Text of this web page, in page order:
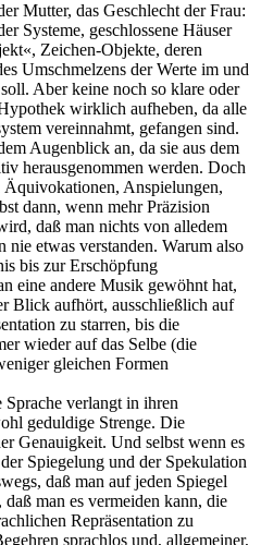
Mutter, das Geschlecht der Frau:
Systeme, geschlossene Häuser
Zeichen-Objekte, deren
Umschmelzens der Werte im und
Aber keine noch so klare oder
wirklich aufheben, da alle
vereinnahmt, gefangen sind.
Augenblick an, da sie aus dem
herausgenommen werden. Doch
Äquivokationen, Anspielungen,
dann, wenn mehr Präzision
daß man nichts von alledem
nie etwas verstanden. Warum also
bis zur Erschöpfung
eine andere Musik gewöhnt hat,
Blick aufhört, ausschließlich auf
zu starren, bis die
wieder auf das Selbe (die
gleichen Formen
verlangt in ihren
geduldige Strenge. Die
Genauigkeit. Und selbst wenn es
Spiegelung und der Spekulation
daß man auf jeden Spiegel
man es vermeiden kann, die
Repräsentation zu
sprachlos und, allgemeiner,